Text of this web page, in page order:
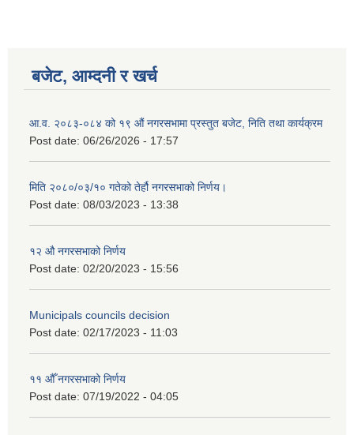
बजेट, आम्दनी र खर्च
आ.व. २०८३-०८४ को १९ औं नगरसभामा प्रस्तुत बजेट, निति तथा कार्यक्रम
Post date: 06/26/2026 - 17:57
मिति २०८०/०३/१० गतेको तेर्हौ नगरसभाको निर्णय।
Post date: 08/03/2023 - 13:38
१२ औ नगरसभाको निर्णय
Post date: 02/20/2023 - 15:56
Municipals councils decision
Post date: 02/17/2023 - 11:03
११ ‌औँ नगरसभाको निर्णय
Post date: 07/19/2022 - 04:05